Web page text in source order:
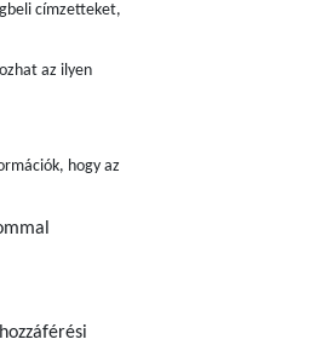
címzetteket,
az ilyen
hogy az